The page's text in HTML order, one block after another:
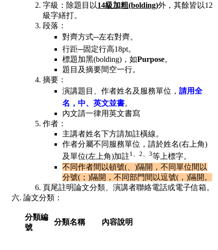
字級：除題目以14級加粗(bolding)外，其餘皆以12
級字繕打。
段落：
對齊方式─左右對齊。
行距─固定行高18pt。
標題加黑(bolding)，如Purpose。
題目及摘要間空一行。
摘要：
演講題目、作者姓名及服務單位， 請用全
名，中、英文並書。
內文請一律用英文書寫
作者：
主講者姓名下方請加註橫線。
作者分屬不同服務單位，請於姓名(右上角)
及單位(左上角)加註1、2、3等上標字。
不同作者間以頓號(、)隔開，不同單位間以
分號(；)隔開，不同部門間以逗號(，)隔開。
頁尾註明論文分類、演講者聯絡電話或電子信箱。
論文分類：
分類編
號
分類名稱 內容說明